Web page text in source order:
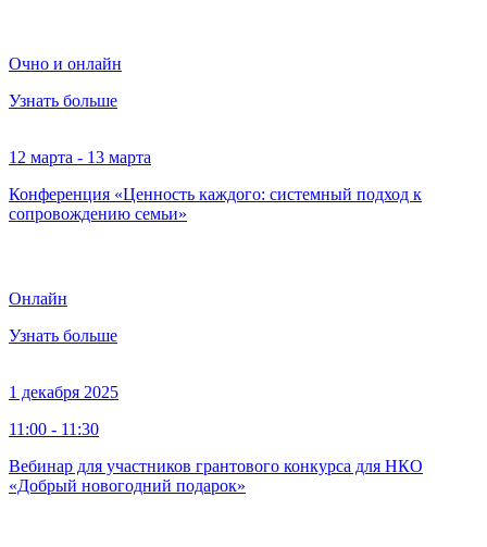
Очно и онлайн
Узнать больше
12 марта - 13 марта
Конференция «Ценность каждого: системный подход к
сопровождению семьи»
Онлайн
Узнать больше
1 декабря 2025
11:00 - 11:30
Вебинар для участников грантового конкурса для НКО
«Добрый новогодний подарок»